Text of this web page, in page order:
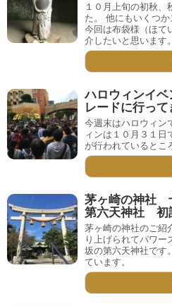
１０月上旬の初秋、
た。 他にもいくつか
今回は布袋様（ほて
介したいと思います。
ハロウィンイ
レードに行っ
今週末はハロウィン
ィンは１０月３１日
が行われているとこ
茅ヶ崎の神社
第六天神社 初
茅ヶ崎の神社のご紹
り上げられてパワー
坂の第六天神社です
ています。